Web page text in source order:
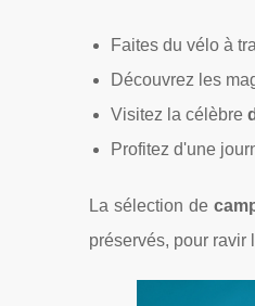
Faites du vélo à
Découvrez les
Visitez la célèbre
Profitez d'une
La sélection de
préservés, pour ravir